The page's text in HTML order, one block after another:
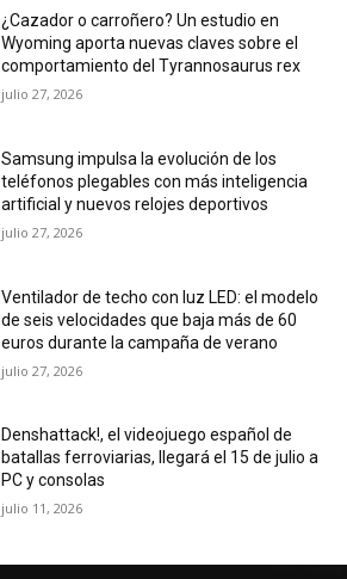
¿Cazador o carroñero? Un estudio en
Wyoming aporta nuevas claves sobre el
comportamiento del Tyrannosaurus rex
julio 27, 2026
Samsung impulsa la evolución de los
teléfonos plegables con más inteligencia
artificial y nuevos relojes deportivos
julio 27, 2026
Ventilador de techo con luz LED: el modelo
de seis velocidades que baja más de 60
euros durante la campaña de verano
julio 27, 2026
Denshattack!, el videojuego español de
batallas ferroviarias, llegará el 15 de julio a
PC y consolas
julio 11, 2026